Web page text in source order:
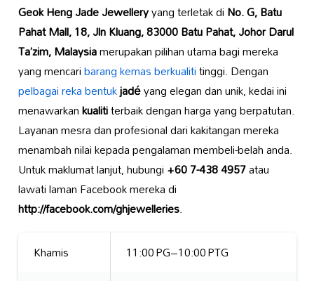
Geok Heng Jade Jewelleryyang terletak diNo. G, Batu
Pahat Mall, 18, Jln Kluang, 83000 Batu Pahat, Johor Darul
Ta’zim, Malaysiamerupakan pilihan utama bagi mereka
yang mencaribarang kemas berkualititinggi. Dengan
pelbagai reka bentukjadéyang elegan dan unik, kedai ini
menawarkankualititerbaik dengan harga yang berpatutan.
Layanan mesra dan profesional dari kakitangan mereka
menambah nilai kepada pengalaman membeli-belah anda.
Untuk maklumat lanjut, hubungi+60 7-438 4957atau
lawati laman Facebook mereka di
http://facebook.com/ghjewelleries.
Khamis
11:00 PG–10:00 PTG